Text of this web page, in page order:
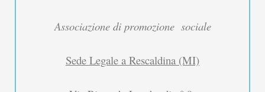
Associazione di promozione sociale
Sede Legale a Rescaldina (MI)